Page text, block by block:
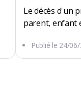
Le décès d'un
parent, enfant
Publié le 24/